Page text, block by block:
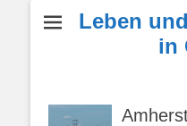
Leben
in